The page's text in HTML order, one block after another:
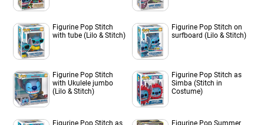
Figurine Pop Stitch
with tube (Lilo & Stitch)
Figurine Pop Stitch on
surfboard (Lilo & Stitch)
Figurine Pop Stitch
with Ukulele jumbo
(Lilo & Stitch)
Figurine Pop Stitch as
Simba (Stitch in
Costume)
Figurine Pop Stitch as
Figurine Pop Summer